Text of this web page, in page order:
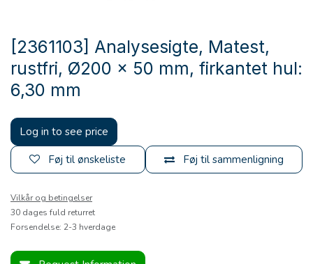
[2361103] Analysesigte, Matest,
rustfri, Ø200 x 50 mm, firkantet hul:
6,30 mm
Log in to see price
Føj til sammenligning
Føj til ønskeliste
Vilkår og betingelser
30 dages fuld returret
Forsendelse: 2-3 hverdage